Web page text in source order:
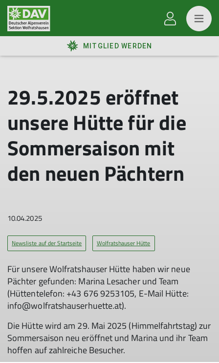
MITGLIED WERDEN
29.5.2025 eröffnet
unsere Hütte für die
Sommersaison mit
den neuen Pächtern
10.04.2025
Newsliste auf der Startseite Wolfratshauser Hütte
Für unsere Wolfratshauser Hütte haben wir neue
Pächter gefunden: Marina Lesacher und Team
(Hüttentelefon: +43 676 9253105, E-Mail Hütte:
info@wolfratshauserhuette.at).
Die Hütte wird am 29. Mai 2025 (Himmelfahrtstag) zur
Sommersaison neu eröffnet und Marina und ihr Team
hoffen auf zahlreiche Besucher.